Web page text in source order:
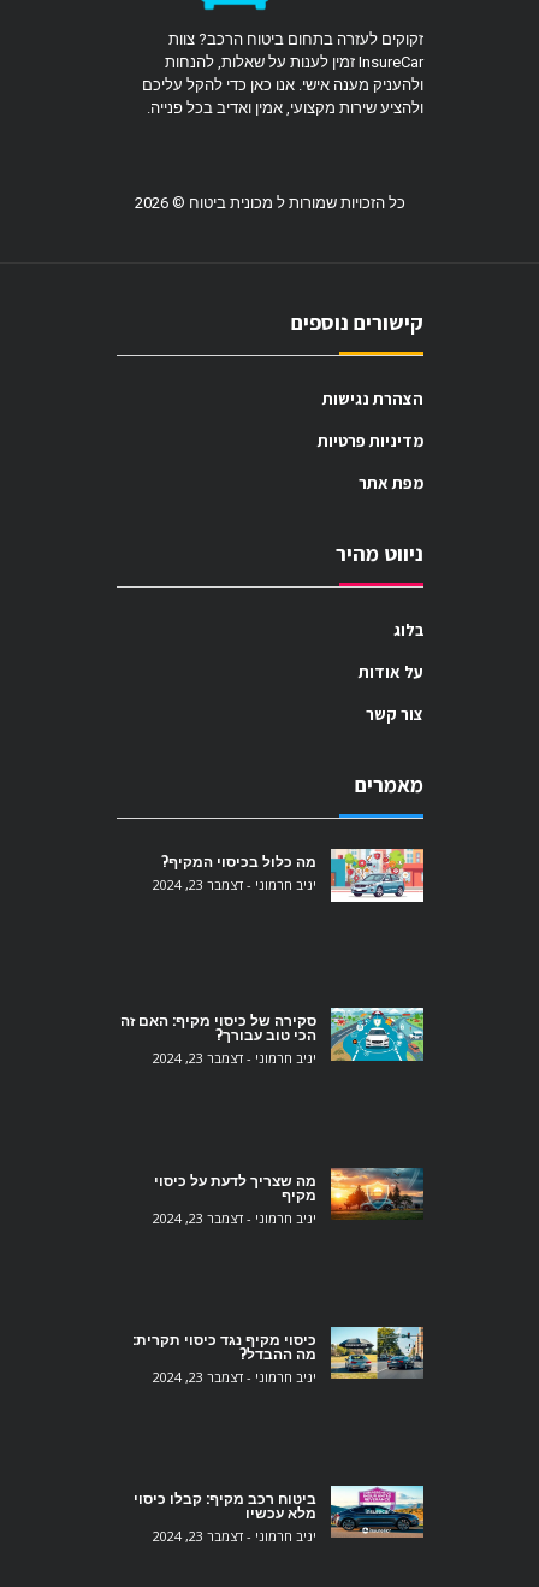
ניווט מהיר
בלוג
על אודות
צור קשר
קישורים נוספים
הצהרת נגישות
מדיניות פרטיות
מפת אתר
מאמרים
מה כלול בכיסוי המקיף?
יניב חרמוני דצמבר 23, 2024
סקירה של כיסוי מקיף: האם זה
הכי טוב עבורך?
יניב חרמוני דצמבר 23, 2024
מה שצריך לדעת על כיסוי
מקיף
יניב חרמוני דצמבר 23, 2024
כיסוי מקיף נגד כיסוי תקרית:
מה ההבדל?
יניב חרמוני דצמבר 23, 2024
‎ביטוח רכב מקיף: קבלו כיסוי
מלא עכשיו‎
יניב חרמוני דצמבר 23, 2024
זקוקים לעזרה בתחום ביטוח הרכב? צוות
InsureCar זמין לענות על שאלות, להנחות
ולהעניק מענה אישי. אנו כאן כדי להקל עליכם
ולהציע שירות מקצועי, אמין ואדיב בכל פנייה.
כל הזכויות שמורות ל מכונית ביטוח © 2026